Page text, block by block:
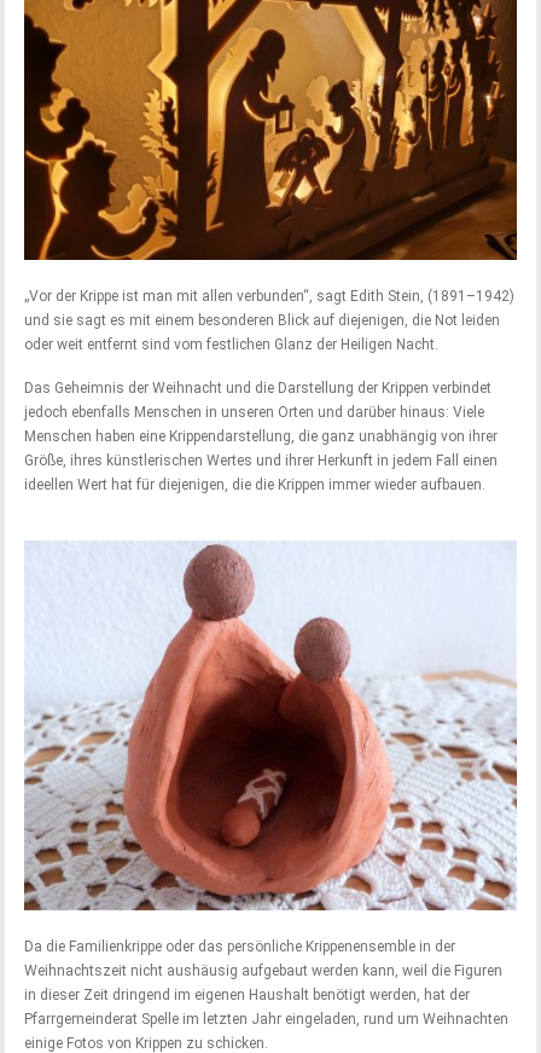
„Vor der Krippe ist man mit allen verbunden“, sagt Edith Stein, (1891–1942)
und sie sagt es mit einem besonderen Blick auf diejenigen, die Not leiden
oder weit entfernt sind vom festlichen Glanz der Heiligen Nacht.
Das Geheimnis der Weihnacht und die Darstellung der Krippen verbindet
jedoch ebenfalls Menschen in unseren Orten und darüber hinaus: Viele
Menschen haben eine Krippendarstellung, die ganz unabhängig von ihrer
Größe, ihres künstlerischen Wertes und ihrer Herkunft in jedem Fall einen
ideellen Wert hat für diejenigen, die die Krippen immer wieder aufbauen.
Da die Familienkrippe oder das persönliche Krippenensemble in der
Weihnachtszeit nicht aushäusig aufgebaut werden kann, weil die Figuren
in dieser Zeit dringend im eigenen Haushalt benötigt werden, hat der
Pfarrgemeinderat Spelle im letzten Jahr eingeladen, rund um Weihnachten
einige Fotos von Krippen zu schicken.